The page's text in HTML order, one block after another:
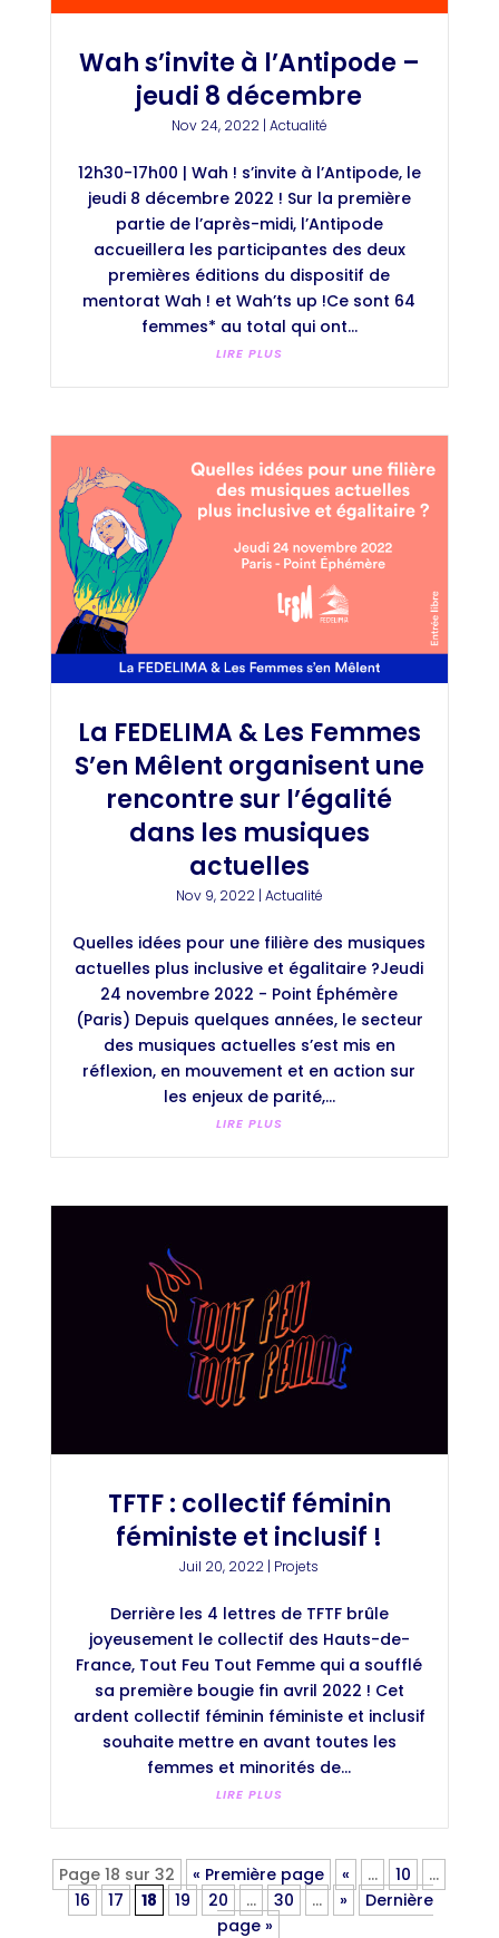
Wah s’invite à l’Antipode –
jeudi 8 décembre
Nov 24, 2022| Actualité
12h30-17h00 | Wah ! s’invite à l’Antipode, le
jeudi 8 décembre 2022 ! Sur la première
partie de l’après-midi, l’Antipode
accueillera les participantes des deux
premières éditions du dispositif de
mentorat Wah ! et Wah’ts up !Ce sont 64
femmes* au total qui ont...
LIRE PLUS
La FEDELIMA & Les Femmes
S’en Mêlent organisent une
rencontre sur l’égalité
dans les musiques
actuelles
Nov 9, 2022| Actualité
Quelles idées pour une filière des musiques
actuelles plus inclusive et égalitaire ?Jeudi
24 novembre 2022 - Point Éphémère
(Paris) Depuis quelques années, le secteur
des musiques actuelles s’est mis en
réflexion, en mouvement et en action sur
les enjeux de parité,...
LIRE PLUS
TFTF : collectif féminin
féministe et inclusif !
Juil 20, 2022 | Projets
Derrière les 4 lettres de TFTF brûle
joyeusement le collectif des Hauts-de-
France, Tout Feu Tout Femme qui a soufflé
sa première bougie fin avril 2022 ! Cet
ardent collectif féminin féministe et inclusif
souhaite mettre en avant toutes les
femmes et minorités de...
LIRE PLUS
Page 18 sur 32 « Première page « … 10
…
16
17 18 19 20 … 30 … »
Dernière
page »